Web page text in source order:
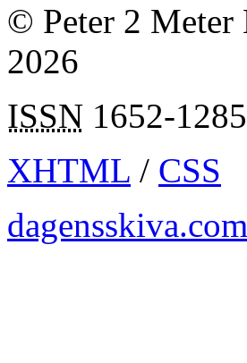
© Peter 2 Meter
2026
ISSN 1652-1285
XHTML / CSS